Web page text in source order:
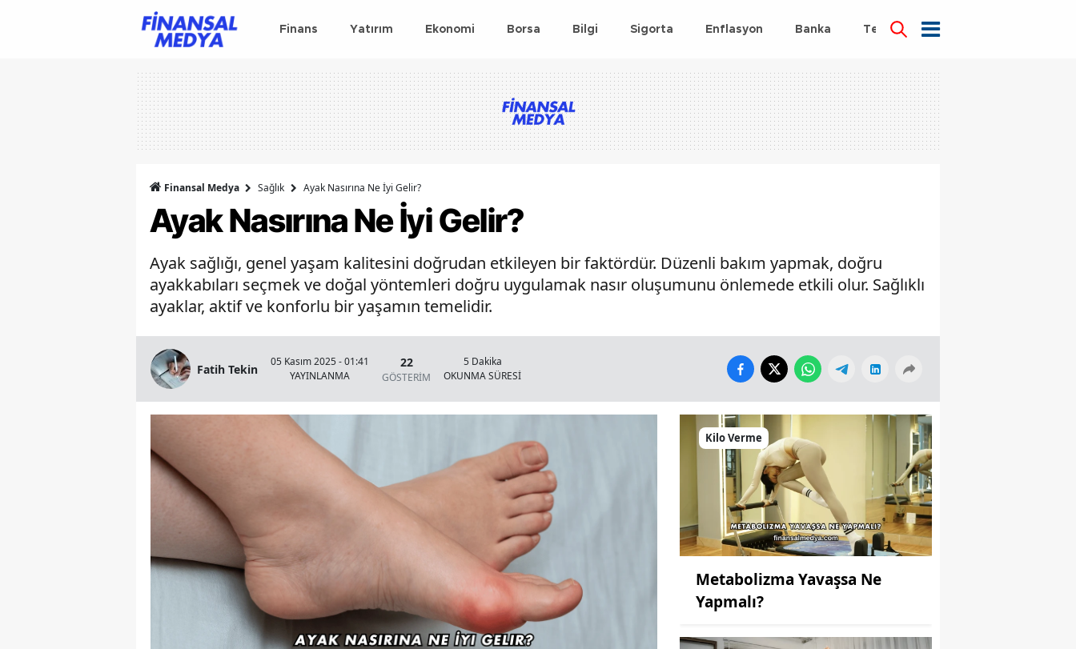
Finans Yatırım Ekonomi Borsa Bilgi Sigorta Enflasyon Banka Teknoloji
Finansal Medya Sağlık Ayak Nasırına Ne İyi Gelir?
Ayak Nasırına Ne İyi Gelir?
Ayak sağlığı, genel yaşam kalitesini doğrudan etkileyen bir faktördür. Düzenli bakım yapmak, doğru
ayakkabıları seçmek ve doğal yöntemleri doğru uygulamak nasır oluşumunu önlemede etkili olur. Sağlıklı
ayaklar, aktif ve konforlu bir yaşamın temelidir.
Fatih Tekin
05 Kasım 2025 - 01:41
YAYINLANMA
22
GÖSTERİM
5 Dakika
OKUNMA SÜRESİ
Kilo Verme
Metabolizma Yavaşsa Ne
Yapmalı?